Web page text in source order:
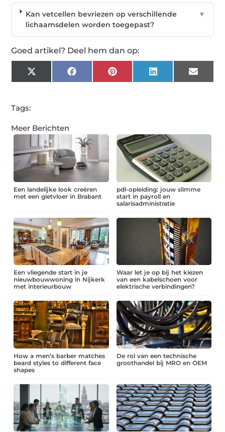
Kan vetcellen bevriezen op verschillende
lichaamsdelen worden toegepast?
▼
Goed artikel? Deel hem dan op:
X
(Twitter)
Facebook Pinterest LinkedIn Email
Tags:
Meer Berichten
Een landelijke look creëren
met een gietvloer in Brabant
pdl-opleiding: jouw slimme
start in payroll en
salarisadministratie
Een vliegende start in je
nieuwbouwwoning in Nijkerk
met interieurbouw
Waar let je op bij het kiezen
van een kabelschoen voor
elektrische verbindingen?
How a men’s barber matches
beard styles to different face
shapes
De rol van een technische
groothandel bij MRO en OEM